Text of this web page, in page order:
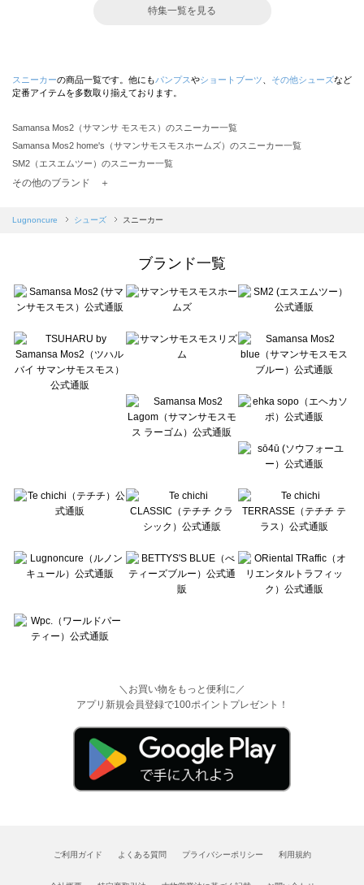
特集一覧を見る
スニーカーの商品一覧です。他にもパンプスやショートブーツ その他シューズなど
定番アイテムを多数取り揃えております。
Samansa Mos2（サマンサ モスモス）のスニーカー一覧
Samansa Mos2 home's（サマンサモスモスホームズ）のスニーカー一覧
SM2（エスエムツー）のスニーカー一覧
TSUHARU by Samansa Mos2（ツハルバイサマンサモスモス）のスニーカー一覧
Samansa Mos2 blue（サマンサモスモス ブルー）のスニーカー一覧
sō4ū（ソウフォーユー）のスニーカー一覧
Te chichi（テチチ）のスニーカー一覧
Te chichi CLASSIC（テチチ クラシック）のスニーカー一覧
Lugnoncure（ルノンキュール）のスニーカー一覧
BETTY'S BLUE（べティーズブルー）のスニーカー一覧
Wpc.（ワールドパーティー）のスニーカー一覧
その他のブランド ＋
Lugnoncure シューズ スニーカー
ブランド一覧
＼お買い物をもっと便利に／
アプリ新規会員登録で100ポイントプレゼント！
ご利用ガイド よくある質問 プライバシーポリシー 利用規約